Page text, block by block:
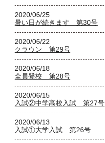
2020/06/25
暑い日が続きます 第30号
2020/06/22
クラウン 第29号
2020/06/18
全員登校 第28号
2020/06/15
入試②中学高校入試 第27号
2020/06/13
入試①大学入試 第26号